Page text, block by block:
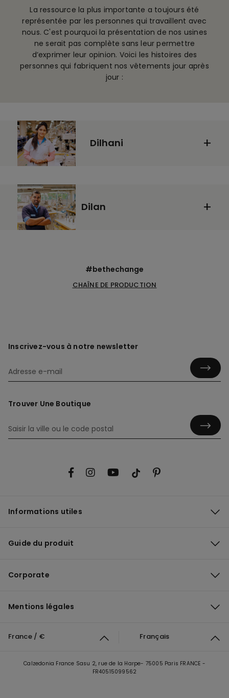
La ressource la plus importante a toujours été
représentée par les personnes qui travaillent avec
nous. C'est pourquoi la présentation de nos usines
ne serait pas complète sans leur permettre
d’exprimer leur opinion. Voici les histoires des
personnes qui fabriquent nos vêtements jour après
jour :
Dilhani
Dilan
#bethechange
CHAÎNE DE PRODUCTION
Inscrivez-vous à notre newsletter
Trouver Une Boutique
Informations utiles
Guide du produit
Corporate
Mentions légales
France / € Français
Calzedonia France Sasu 2, rue de la Harpe- 75005 Paris FRANCE -
FR40515099562